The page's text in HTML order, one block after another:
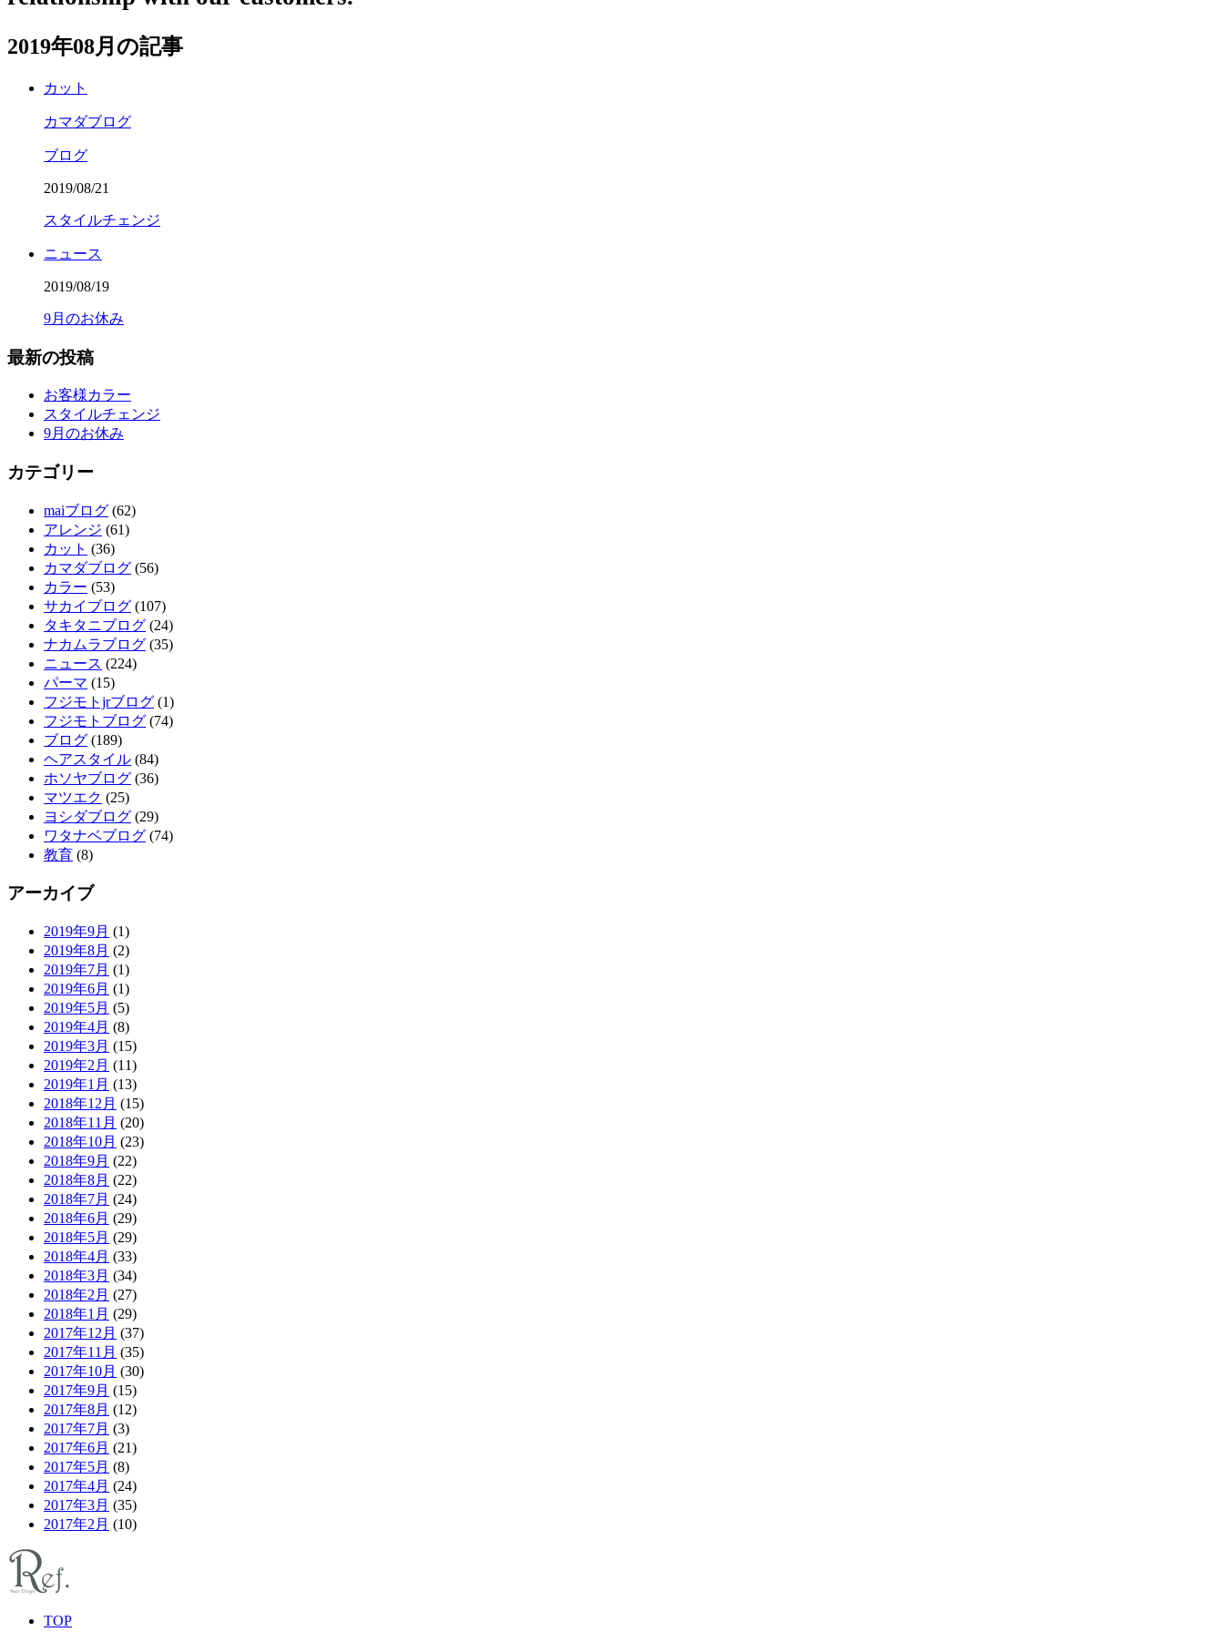
2019年08月の記事
カット
カマダブログ
ブログ
2019/08/21
スタイルチェンジ
ニュース
2019/08/19
9月のお休み
最新の投稿
お客様カラー
スタイルチェンジ
9月のお休み
カテゴリー
maiブログ (62)
アレンジ (61)
カット (36)
カマダブログ (56)
カラー (53)
サカイブログ (107)
タキタニブログ (24)
ナカムラブログ (35)
ニュース (224)
パーマ (15)
フジモトjrブログ (1)
フジモトブログ (74)
ブログ (189)
ヘアスタイル (84)
ホソヤブログ (36)
マツエク (25)
ヨシダブログ (29)
ワタナベブログ (74)
教育 (8)
アーカイブ
2019年9月 (1)
2019年8月 (2)
2019年7月 (1)
2019年6月 (1)
2019年5月 (5)
2019年4月 (8)
2019年3月 (15)
2019年2月 (11)
2019年1月 (13)
2018年12月 (15)
2018年11月 (20)
2018年10月 (23)
2018年9月 (22)
2018年8月 (22)
2018年7月 (24)
2018年6月 (29)
2018年5月 (29)
2018年4月 (33)
2018年3月 (34)
2018年2月 (27)
2018年1月 (29)
2017年12月 (37)
2017年11月 (35)
2017年10月 (30)
2017年9月 (15)
2017年8月 (12)
2017年7月 (3)
2017年6月 (21)
2017年5月 (8)
2017年4月 (24)
2017年3月 (35)
2017年2月 (10)
TOP